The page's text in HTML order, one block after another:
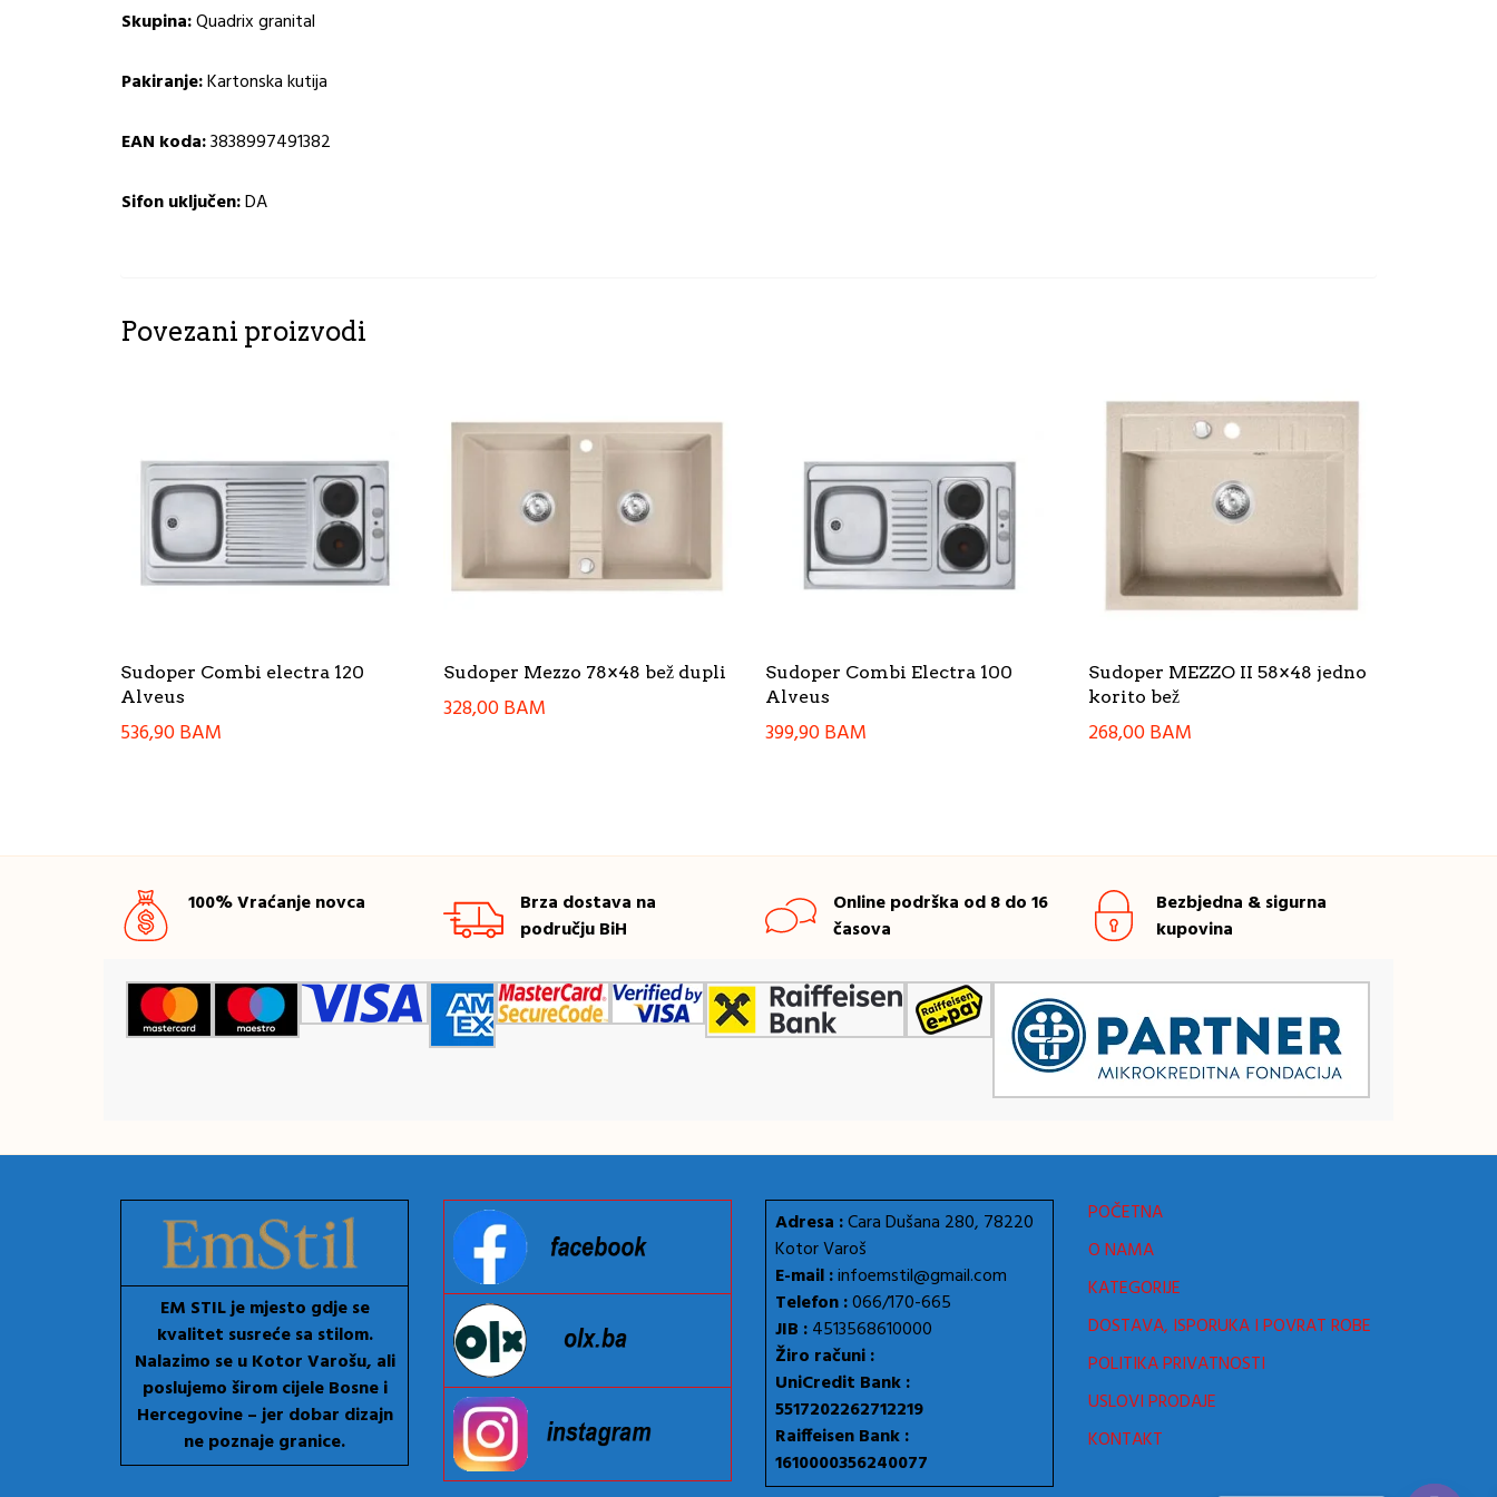
Skupina:Quadrix granital
Pakiranje:Kartonska kutija
EAN koda:3838997491382
Sifon uključen:DA
Povezani proizvodi
Sudoper Combi electra 120
Alveus
536,90BAM
Sudoper Mezzo 78×48 bež dupli
328,00BAM
Sudoper Combi Electra 100
Alveus
399,90BAM
Sudoper MEZZO II 58×48 jedno
korito bež
268,00BAM
100% Vraćanje novca
Brza dostava na
području BiH
Online podrška od 8 do 16
časova
Bezbjedna & sigurna
kupovina
EM STIL je mjesto gdje se
kvalitet susreće sa stilom.
Nalazimo se u Kotor Varošu, ali
poslujemo širom cijele Bosne i
Hercegovine – jer dobar dizajn
ne poznaje granice.
Adresa :Cara Dušana 280, 78220
Kotor Varoš
E-mail :infoemstil@gmail.com
Telefon :066/170-665
JIB :4513568610000
Žiro računi :
UniCredit Bank :
5517202262712219
Raiffeisen Bank :
1610000356240077
POČETNA
O NAMA
KATEGORIJE
DOSTAVA, ISPORUKA I POVRAT ROBE
POLITIKA PRIVATNOSTI
USLOVI PRODAJE
KONTAKT